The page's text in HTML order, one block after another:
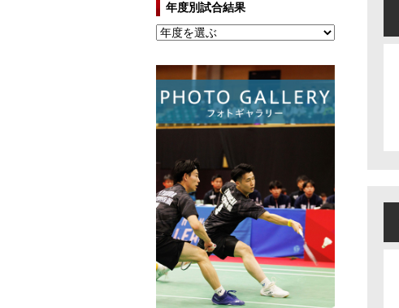
年度別試合結果